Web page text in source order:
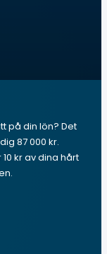
på din lön? Det
87 000 kr.
kr av dina hårt